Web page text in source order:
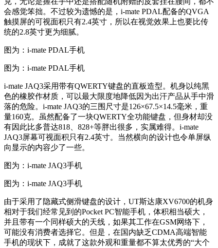
会感觉笨拙。不过较为遗憾的是，i-mate PDAL配备的QVGA
触摸屏的可视面积只有2.4英寸，所以在视觉效果上也要比传
统的2.8英寸更为细腻。
图为：i-mate PDAL手机
图为：i-mate PDAL手机
i-mate JAQ3采用带有QWERTY键盘的直板造型。机身以纯黑
色的橡胶作材质，可以最大限度地降低因为出汗产品从手中滑
落的危险。i-mate JAQ3的三围尺寸是126×67.5×14.5毫米，重
量160克。虽然配备了一块QWERTY全功能键盘，但身材却没
有因此比多普达818、828+等胖出很多，实属难得。i-mate
JAQ3屏幕可视面积只有2.4英寸。当然横向的设计也令单屏纵
向显示的内容少了一些。
图为：i-mate JAQ3手机
图为：i-mate JAQ3手机
由于采用了隐藏式侧滑键盘的设计，UT斯达康XV6700的机身
相对于我们经常见到的Pocket PC智能手机，体积相当硕大，
并且带有一个同样硕大的天线，如果其工作在GSM网络下，
可能没有消费者选择它。但是，在国内缺乏CDMA高端智能
手机的现状下，成就了这款外观和重量都不算太优秀的“大个